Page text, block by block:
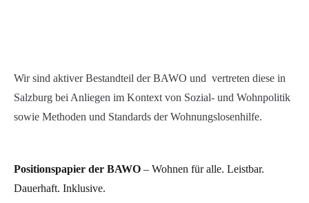
Wir sind aktiver Bestandteil der BAWO und vertreten diese in
Salzburg bei Anliegen im Kontext von Sozial- und Wohnpolitik
sowie Methoden und Standards der Wohnungslosenhilfe.
Positionspapier der BAWO – Wohnen für alle. Leistbar.
Dauerhaft. Inklusive.